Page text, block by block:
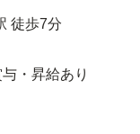
徒歩7分
・昇給あり